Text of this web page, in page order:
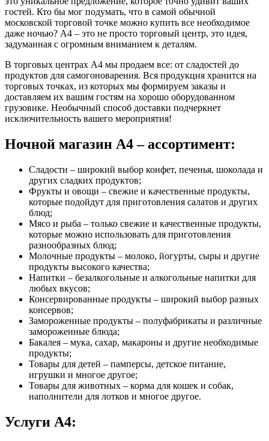
гостей. Кто бы мог подумать, что в самой обычной
московской торговой точке можно купить все необходимое
даже ночью? А4 – это не просто торговый центр, это идея,
задуманная с огромным вниманием к деталям.
В торговых центрах А4 мы продаем все: от сладостей до
продуктов для самогоноварения. Вся продукция хранится на
торговых точках, из которых мы формируем заказы и
доставляем их вашим гостям на хорошо оборудованном
грузовике. Необычный способ доставки подчеркнет
исключительность вашего мероприятия!
Ночной магазин А4 – ассортимент:
Сладости – широкий выбор конфет, печенья, шоколада и
других сладких продуктов;
Фрукты и овощи – свежие и качественные продукты,
которые подойдут для приготовления салатов и других
блюд;
Мясо и рыба – только свежие и качественные продукты,
которые можно использовать для приготовления
разнообразных блюд;
Молочные продукты – молоко, йогурты, сыры и другие
продукты высокого качества;
Напитки – безалкогольные и алкогольные напитки для
любых вкусов;
Консервированные продукты – широкий выбор разных
консервов;
Замороженные продукты – полуфабрикаты и различные
замороженные блюда;
Бакалея – мука, сахар, макароны и другие необходимые
продукты;
Товары для детей – памперсы, детское питание,
игрушки и многое другое;
Товары для животных – корма для кошек и собак,
наполнители для лотков и многое другое.
Услуги А4: